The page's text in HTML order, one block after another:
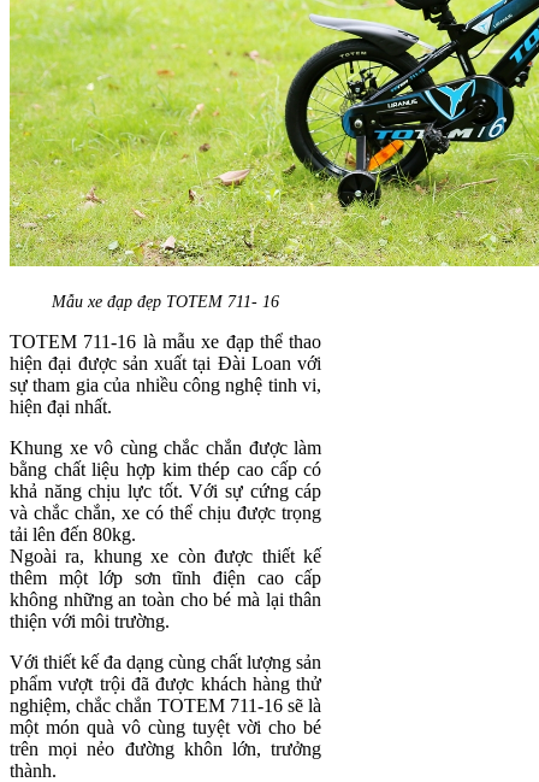
Mẫu xe đạp đẹp TOTEM 711- 16
TOTEM 711-16 là mẫu xe đạp thể thao
hiện đại được sản xuất tại Đài Loan với
sự tham gia của nhiều công nghệ tinh vi,
hiện đại nhất.
Khung xe vô cùng chắc chắn được làm
bằng chất liệu hợp kim thép cao cấp có
khả năng chịu lực tốt. Với sự cứng cáp
và chắc chắn, xe có thể chịu được trọng
tải lên đến 80kg.
Ngoài ra, khung xe còn được thiết kế
thêm một lớp sơn tĩnh điện cao cấp
không những an toàn cho bé mà lại thân
thiện với môi trường.
Với thiết kế đa dạng cùng chất lượng sản
phẩm vượt trội đã được khách hàng thử
nghiệm, chắc chắn TOTEM 711-16 sẽ là
một món quà vô cùng tuyệt vời cho bé
trên mọi nẻo đường khôn lớn, trưởng
thành.